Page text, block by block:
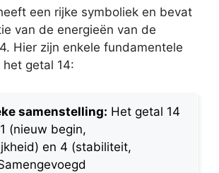
een rijke symboliek en bevat
van de energieën van de
Hier zijn enkele fundamentele
getal 14:
samenstelling: Het getal 14
(nieuw begin,
en 4 (stabiliteit,